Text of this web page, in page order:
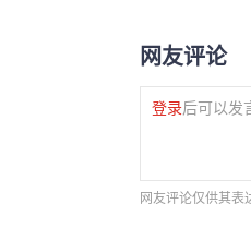
网友评论
登录后可以发
网友评论仅供其表